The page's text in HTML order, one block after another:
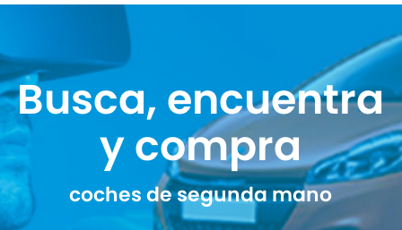
Busca, encuentra
y compra
coches de segunda mano